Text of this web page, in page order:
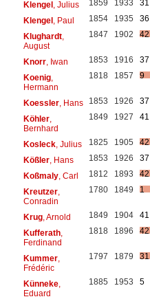
Klengel, Julius 1859 1933
31
Klengel, Paul 1854 1935
36
Klughardt,
August
1847 1902 42
Knorr, Iwan 1853 1916
37
Koenig,
Hermann
1818 1857 9
Koessler, Hans 1853 1926
37
Köhler,
Bernhard
1849 1927 41
Kosleck, Julius 1825 1905
42
Kößler, Hans 1853 1926
37
Koßmaly, Carl 1812 1893
42
Kreutzer,
Conradin
1780 1849 1
Krug, Arnold 1849 1904
41
Kufferath,
Ferdinand
1818 1896 42
Kummer,
Frédéric
1797 1879 31
Künneke,
Eduard
1885 1953 5